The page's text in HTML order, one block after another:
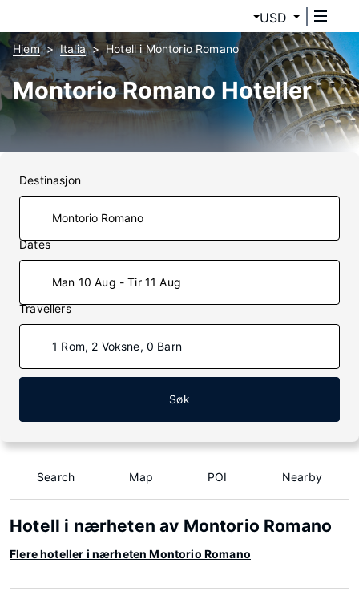
USD
Hjem Italia Hotell i Montorio Romano
Montorio Romano Hoteller
Destinasjon
Dates
Man 10 Aug - Tir 11 Aug
Travellers
1 Rom, 2 Voksne, 0 Barn
Søk
Search Map POI Nearby
Hotell i nærheten av Montorio Romano
Flere hoteller i nærheten Montorio Romano